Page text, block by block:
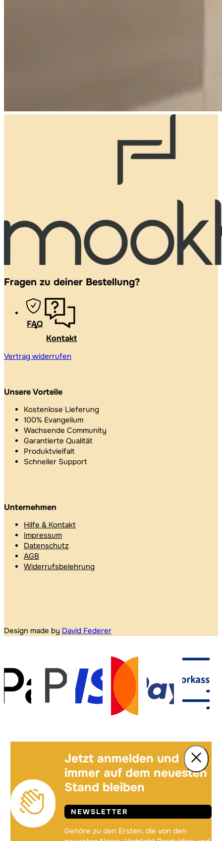
Fragen zu deiner Bestellung?
FAQ
Kontakt
Vertrag widerrufen
Unsere Vorteile
Kostenlose Lieferung
100% Evangelium
Wachsende Community
Garantierte Qualität
Produktvielfalt
Schneller Support
Unternehmen
Hilfe & Kontakt
Impressum
Datenschutz
AGB
Widerrufsbelehrung
Design made by David Federer
Jetzt anmelden und
immer auf dem neuesten
Stand bleiben
NEWSLETTER
Gehöre zu den Ersten, die von den